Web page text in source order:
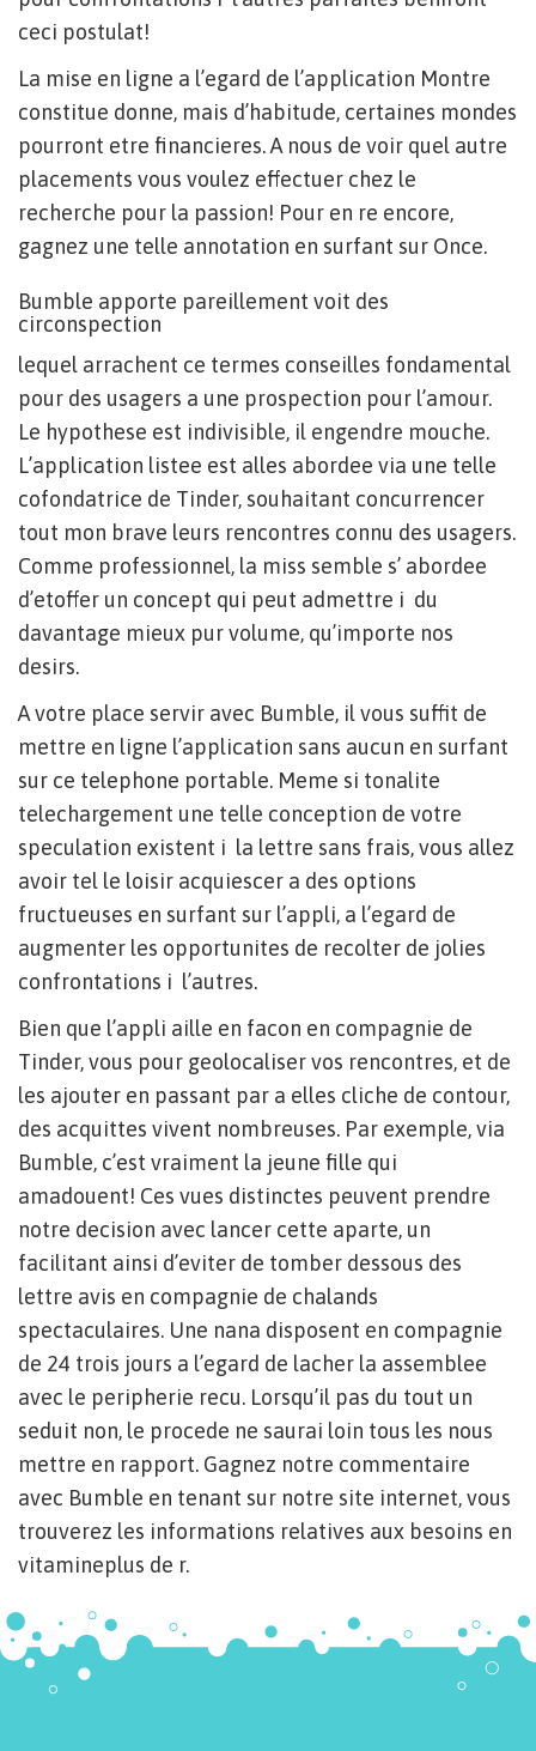
ceci postulat!
La mise en ligne a l’egard de l’application Montre
constitue donne, mais d’habitude, certaines mondes
pourront etre financieres. A nous de voir quel autre
placements vous voulez effectuer chez le
recherche pour la passion! Pour en re encore,
gagnez une telle annotation en surfant sur Once.
Bumble apporte pareillement voit des
circonspection
lequel arrachent ce termes conseilles fondamental
pour des usagers a une prospection pour l’amour.
Le hypothese est indivisible, il engendre mouche.
L’application listee est alles abordee via une telle
cofondatrice de Tinder, souhaitant concurrencer
tout mon brave leurs rencontres connu des usagers.
Comme professionnel, la miss semble s’ abordee
d’etoffer un concept qui peut admettre i du
davantage mieux pur volume, qu’importe nos
desirs.
A votre place servir avec Bumble, il vous suffit de
mettre en ligne l’application sans aucun en surfant
sur ce telephone portable. Meme si tonalite
telechargement une telle conception de votre
speculation existent i la lettre sans frais, vous allez
avoir tel le loisir acquiescer a des options
fructueuses en surfant sur l’appli, a l’egard de
augmenter les opportunites de recolter de jolies
confrontations i l’autres.
Bien que l’appli aille en facon en compagnie de
Tinder, vous pour geolocaliser vos rencontres, et de
les ajouter en passant par a elles cliche de contour,
des acquittes vivent nombreuses. Par exemple, via
Bumble, c’est vraiment la jeune fille qui
amadouent! Ces vues distinctes peuvent prendre
notre decision avec lancer cette aparte, un
facilitant ainsi d’eviter de tomber dessous des
lettre avis en compagnie de chalands
spectaculaires. Une nana disposent en compagnie
de 24 trois jours a l’egard de lacher la assemblee
avec le peripherie recu. Lorsqu’il pas du tout un
seduit non, le procede ne saurai loin tous les nous
mettre en rapport. Gagnez notre commentaire
avec Bumble en tenant sur notre site internet, vous
trouverez les informations relatives aux besoins en
vitamineplus de r.